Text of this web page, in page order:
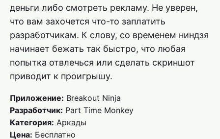
деньги либо смотреть рекламу. Не уверен,
что вам захочется что-то заплатить
разработчикам. К слову, со временем ниндзя
начинает бежать так быстро, что любая
попытка отвлечься или сделать скриншот
приводит к проигрышу.
Приложение: Breakout Ninja
Разработчик: Part Time Monkey
Категория: Аркады
Цена: Бесплатно